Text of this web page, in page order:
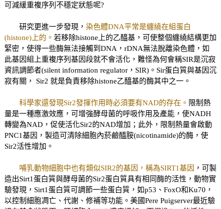
可減緩重複序列不穩定狀態呢?
研究更進一步發現， 染色體DNA平常是纏繞在組蛋白
(histone)上的。 若移除histone上的乙醯基，可使整個纏繞結構更加
緊密，使得一些酶無法接觸到DNA，rDNA無法脫離染色體，如
此基因組上重複序列基因段就不會活化，難怪為何會稱SIR是沉寂
資訊調節者(silent information regulator，SIR)。Sir蛋白質與基因沉
寂有關， Sir2 就是負責移除histone乙醯基的酶其中之一。
科學家還發現Sir2發揮作用時必須要有NAD的存在。 限制熱
量是一種應激效應，可增強酵母菌的呼吸作用及產能，使NADH
轉變為NAD，促使活化Sir2的NAD增加；此外，限制熱量會啟動
PNC1基因，製造可清除細胞內菸鹼醯胺(nicotinamide)的酶，使
Sir2活性增加。
哺乳動物細胞中也有類似SIR2的基因，稱為SIRT1基因 ，可製
造出Sirt1蛋白質與酵母菌的Sir2蛋白質具有相同酶的活性，動物實
驗發現，Sirt1蛋白質可調節一些蛋白質，如p53、FoxO和Ku70，
以控制細胞凋亡、代謝、修補等功能。美國Pere Puigserver最近驗